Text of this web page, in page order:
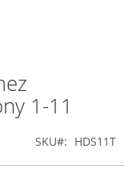
1-11
SKU HDS11T